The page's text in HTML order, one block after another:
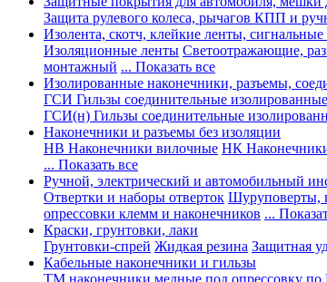
Защита рулевого колеса, рычагов КПП и
Изолента, скотч, клейкие ленты,
Изоляционные ленты Светоотражающие,
монтажный ... Показать все
Изолированные наконечники, разъемы,
ГСИ Гильзы соединительные изолированные
ГСИ(н) Гильзы соединительные
Наконечники и разъемы без изоляции
НВ Наконечники вилочные НК
... Показать все
Ручной, электрический и автомобильный
Отвертки и наборы отверток Шуруповерты,
опрессовки клемм и наконечников ...
Краски, грунтовки, лаки
Грунтовки-спрей Жидкая резина Защитная
Кабельные наконечники и гильзы
ТМ наконечники медные под опрессовку